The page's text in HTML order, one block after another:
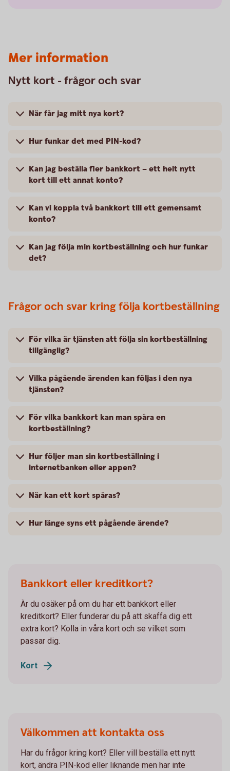
Mer information
Nytt kort - frågor och svar
När får jag mitt nya kort?
Hur funkar det med PIN-kod?
Kan jag beställa fler bankkort – ett helt nytt
kort till ett annat konto?
Kan vi koppla två bankkort till ett gemensamt
konto?
Kan jag följa min kortbeställning och hur funkar
det?
Frågor och svar kring följa kortbeställning
För vilka är tjänsten att följa sin kortbeställning
tillgänglig?
Vilka pågående ärenden kan följas i den nya
tjänsten?
För vilka bankkort kan man spåra en
kortbeställning?
Hur följer man sin kortbeställning i
internetbanken eller appen?
När kan ett kort spåras?
Hur länge syns ett pågående ärende?
Bankkort eller kreditkort?
Är du osäker på om du har ett bankkort eller
kreditkort? Eller funderar du på att skaffa dig ett
extra kort? Kolla in våra kort och se vilket som
passar dig.
Kort
Välkommen att kontakta oss
Har du frågor kring kort? Eller vill beställa ett nytt
kort, ändra PIN-kod eller liknande men har inte